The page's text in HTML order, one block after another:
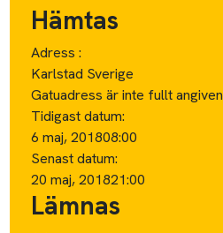
Hämtas
Adress :
Karlstad Sverige
Gatuadress är inte fullt angiven
Tidigast datum:
6 maj, 201808:00
Senast datum:
20 maj, 201821:00
Lämnas